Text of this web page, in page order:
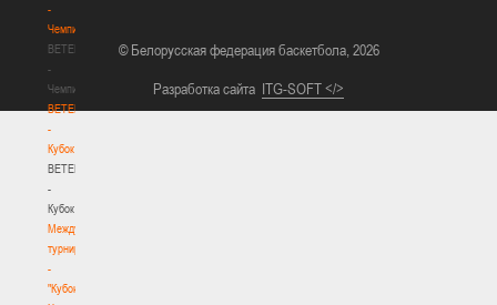
-
Чемпионат
BETERA
-
Чемпионат
BETERA
-
Кубок
BETERA
-
Кубок
Международный
турнир
-
"Кубок
© Белорусская федерация баскетбола, 2026
Разработка сайта ITG-SOFT </>